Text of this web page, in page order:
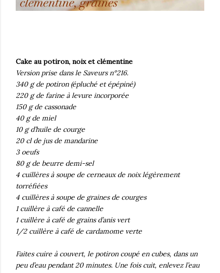
Cake au potiron, noix et clémentine
Version prise dans le Saveurs n°216.
340 g de potiron (épluché et épépiné)
220 g de farine à levure incorporée
150 g de cassonade
40 g de miel
10 g d’huile de courge
20 cl de jus de mandarine
3 oeufs
80 g de beurre demi-sel
4 cuillères à soupe de cerneaux de noix légèrement
torréfiées
4 cuillères à soupe de graines de courges
1 cuillère à café de cannelle
1 cuillère à café de grains d’anis vert
1/2 cuillère à café de cardamome verte
Faites cuire à couvert, le potiron coupé en cubes, dans un
peu d’eau pendant 20 minutes. Une fois cuit, enlevez l’eau